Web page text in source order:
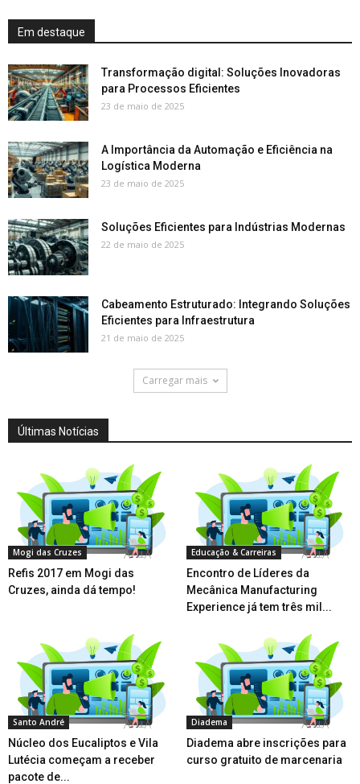
Em destaque
Transformação digital: Soluções Inovadoras
para Processos Eficientes
23 de maio de 2025
A Importância da Automação e Eficiência na
Logística Moderna
23 de maio de 2025
Soluções Eficientes para Indústrias Modernas
22 de maio de 2025
Cabeamento Estruturado: Integrando Soluções
Eficientes para Infraestrutura
21 de maio de 2025
Carregar mais
Últimas Notícias
Mogi das Cruzes
Refis 2017 em Mogi das
Cruzes, ainda dá tempo!
Educação & Carreiras
Encontro de Líderes da
Mecânica Manufacturing
Experience já tem três mil...
Santo André
Núcleo dos Eucaliptos e Vila
Lutécia começam a receber
pacote de...
Diadema
Diadema abre inscrições para
curso gratuito de marcenaria